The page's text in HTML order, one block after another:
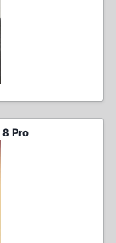
Pro